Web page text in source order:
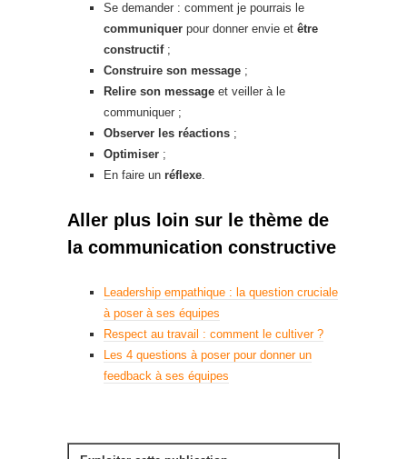
Se demander : comment je pourrais le
communiquer pour donner envie et être
constructif;
Construire son message ;
Relire son message et veiller à le
communiquer ;
Observer les réactions ;
Optimiser ;
En faire un réflexe.
Aller plus loin sur le thème de
la communication constructive
Leadership empathique : la question cruciale
à poser à ses équipes
Respect au travail : comment le cultiver ?
Les 4 questions à poser pour donner un
feedback à ses équipes